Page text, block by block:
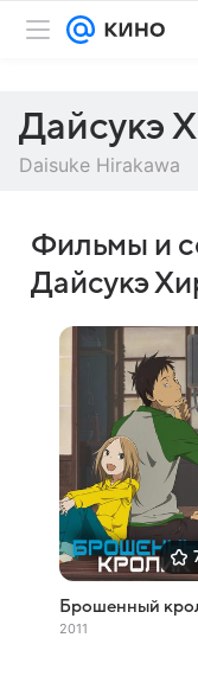
Дайсукэ
Daisuke Hirakawa
Фильмы и
Дайсукэ
Брошенный
2011